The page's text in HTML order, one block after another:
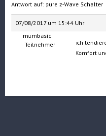
Antwort auf: pure z-Wave Schalter
07/08/2017 um 15:44 Uhr
mumbasic
Teilnehmer
ich
Komfort